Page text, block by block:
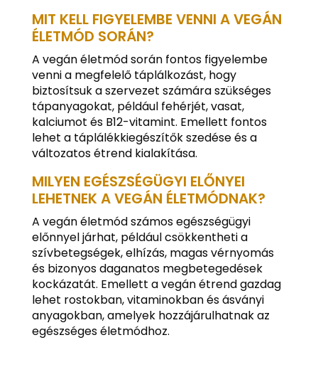
MIT KELL FIGYELEMBE VENNI A VEGÁN
ÉLETMÓD SORÁN?
A vegán életmód során fontos figyelembe
venni a megfelelő táplálkozást, hogy
biztosítsuk a szervezet számára szükséges
tápanyagokat, például fehérjét, vasat,
kalciumot és B12-vitamint. Emellett fontos
lehet a táplálékkiegészítők szedése és a
változatos étrend kialakítása.
MILYEN EGÉSZSÉGÜGYI ELŐNYEI
LEHETNEK A VEGÁN ÉLETMÓDNAK?
A vegán életmód számos egészségügyi
előnnyel járhat, például csökkentheti a
szívbetegségek, elhízás, magas vérnyomás
és bizonyos daganatos megbetegedések
kockázatát. Emellett a vegán étrend gazdag
lehet rostokban, vitaminokban és ásványi
anyagokban, amelyek hozzájárulhatnak az
egészséges életmódhoz.